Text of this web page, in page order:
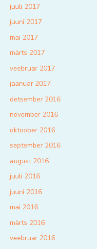
juuli 2017
juuni 2017
mai 2017
märts 2017
veebruar 2017
jaanuar 2017
detsember 2016
november 2016
oktoober 2016
september 2016
august 2016
juuli 2016
juuni 2016
mai 2016
märts 2016
veebruar 2016